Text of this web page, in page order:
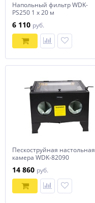
Напольный фильтр WDK-
PS250 1 x 20 м
6 110 руб.
Пескоструйная настольная
камера WDK-82090
14 860 руб.